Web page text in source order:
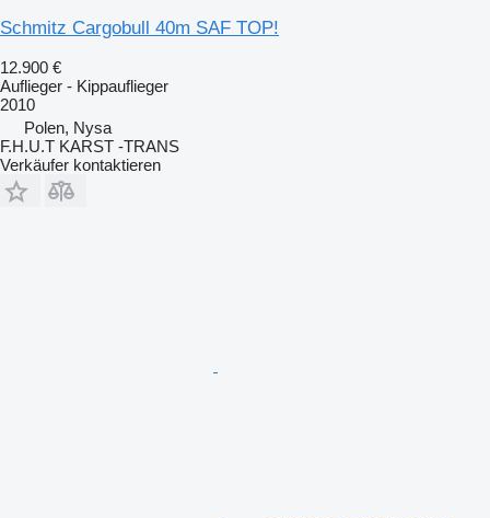
Schmitz Cargobull 40m SAF TOP!
12.900 €
Auflieger - Kippauflieger
2010
Polen, Nysa
F.H.U.T KARST -TRANS
Verkäufer kontaktieren